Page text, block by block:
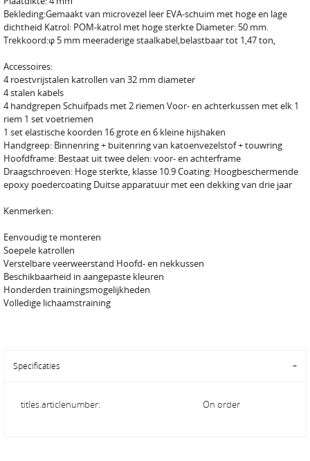
Bekleding:Gemaakt van microvezel leer EVA-schuim met hoge en lage
dichtheid Katrol: POM-katrol met hoge sterkte Diameter: 50 mm.
Trekkoord:φ 5 mm meeraderige staalkabel,belastbaar tot 1,47 ton,
Accessoires:
4 roestvrijstalen katrollen van 32 mm diameter
4 stalen kabels
4 handgrepen Schuifpads met 2 riemen Voor- en achterkussen met elk 1
riem 1 set voetriemen
1 set elastische koorden 16 grote en 6 kleine hijshaken
Handgreep: Binnenring + buitenring van katoenvezelstof + touwring
Hoofdframe: Bestaat uit twee delen: voor- en achterframe
Draagschroeven: Hoge sterkte, klasse 10.9 Coating: Hoogbeschermende
epoxy poedercoating Duitse apparatuur met een dekking van drie jaar
Kenmerken:
Eenvoudig te monteren
Soepele katrollen
Verstelbare veerweerstand Hoofd- en nekkussen
Beschikbaarheid in aangepaste kleuren
Honderden trainingsmogelijkheden
Volledige lichaamstraining
Specificaties
titles.articlenumber: On order